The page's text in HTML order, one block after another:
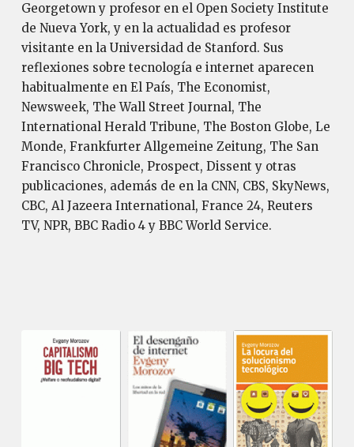
Georgetown y profesor en el Open Society Institute
de Nueva York, y en la actualidad es profesor
visitante en la Universidad de Stanford. Sus
reflexiones sobre tecnología e internet aparecen
habitualmente en El País, The Economist,
Newsweek, The Wall Street Journal, The
International Herald Tribune, The Boston Globe, Le
Monde, Frankfurter Allgemeine Zeitung, The San
Francisco Chronicle, Prospect, Dissent y otras
publicaciones, además de en la CNN, CBS, SkyNews,
CBC, Al Jazeera International, France 24, Reuters
TV, NPR, BBC Radio 4 y BBC World Service.